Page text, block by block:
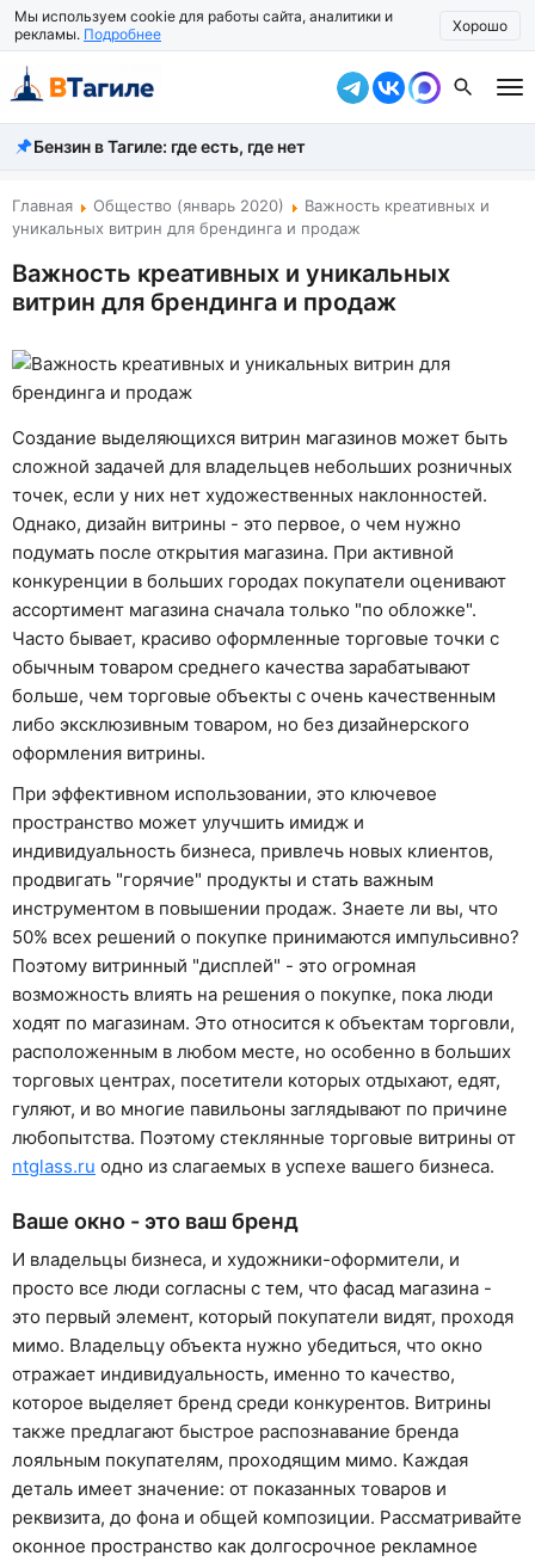
Мы используем cookie для работы сайта, аналитики и
рекламы. Подробнее Хорошо
Все новости
Происшествия
Власть
Жизнь
Экономика
Общество
Рассказать новость
Бензин в Тагиле: где есть, где нет
Главная Общество (январь 2020)
Важность креативных и
уникальных витрин для брендинга и продаж
Важность креативных и уникальных
витрин для брендинга и продаж
Создание выделяющихся витрин магазинов может быть
сложной задачей для владельцев небольших розничных
точек, если у них нет художественных наклонностей.
Однако, дизайн витрины - это первое, о чем нужно
подумать после открытия магазина. При активной
конкуренции в больших городах покупатели оценивают
ассортимент магазина сначала только "по обложке".
Часто бывает, красиво оформленные торговые точки с
обычным товаром среднего качества зарабатывают
больше, чем торговые объекты с очень качественным
либо эксклюзивным товаром, но без дизайнерского
оформления витрины.
При эффективном использовании, это ключевое
пространство может улучшить имидж и
индивидуальность бизнеса, привлечь новых клиентов,
продвигать "горячие" продукты и стать важным
инструментом в повышении продаж. Знаете ли вы, что
50% всех решений о покупке принимаются импульсивно?
Поэтому витринный "дисплей" - это огромная
возможность влиять на решения о покупке, пока люди
ходят по магазинам. Это относится к объектам торговли,
расположенным в любом месте, но особенно в больших
торговых центрах, посетители которых отдыхают, едят,
гуляют, и во многие павильоны заглядывают по причине
любопытства. Поэтому стеклянные торговые витрины от
ntglass.ru одно из слагаемых в успехе вашего бизнеса.
Ваше окно - это ваш бренд
И владельцы бизнеса, и художники-оформители, и
просто все люди согласны с тем, что фасад магазина -
это первый элемент, который покупатели видят, проходя
мимо. Владельцу объекта нужно убедиться, что окно
отражает индивидуальность, именно то качество,
которое выделяет бренд среди конкурентов. Витрины
также предлагают быстрое распознавание бренда
лояльным покупателям, проходящим мимо. Каждая
деталь имеет значение: от показанных товаров и
реквизита, до фона и общей композиции. Рассматривайте
оконное пространство как долгосрочное рекламное